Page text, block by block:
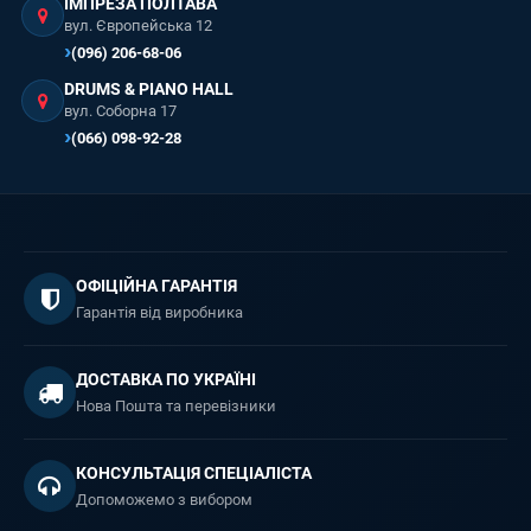
ІМПРЕЗА ПОЛТАВА
вул. Європейська 12
(096) 206-68-06
DRUMS & PIANO HALL
вул. Соборна 17
(066) 098-92-28
ОФІЦІЙНА ГАРАНТІЯ
Гарантія від виробника
ДОСТАВКА ПО УКРАЇНІ
Нова Пошта та перевізники
КОНСУЛЬТАЦІЯ СПЕЦІАЛІСТА
Допоможемо з вибором